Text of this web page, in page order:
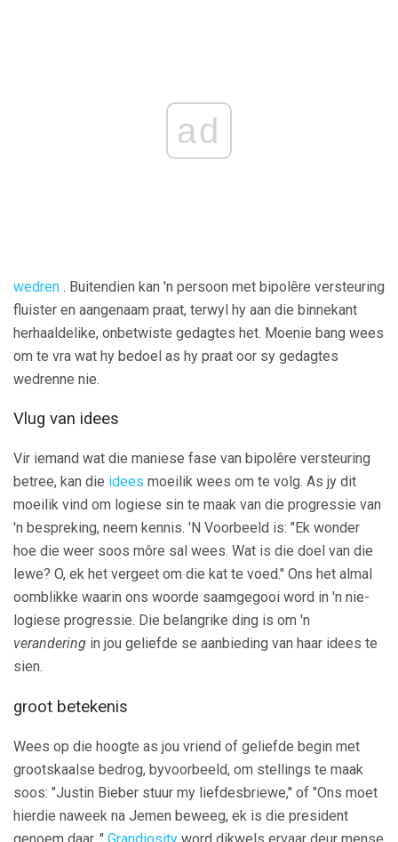
ad
wedren . Buitendien kan 'n persoon met bipolêre versteuring
fluister en aangenaam praat, terwyl hy aan die binnekant
herhaaldelike, onbetwiste gedagtes het. Moenie bang wees
om te vra wat hy bedoel as hy praat oor sy gedagtes
wedrenne nie.
Vlug van idees
Vir iemand wat die maniese fase van bipolêre versteuring
betree, kan die idees moeilik wees om te volg. As jy dit
moeilik vind om logiese sin te maak van die progressie van
'n bespreking, neem kennis. 'N Voorbeeld is: "Ek wonder
hoe die weer soos môre sal wees. Wat is die doel van die
lewe? O, ek het vergeet om die kat te voed." Ons het almal
oomblikke waarin ons woorde saamgegooi word in 'n nie-
logiese progressie. Die belangrike ding is om 'n
verandering in jou geliefde se aanbieding van haar idees te
sien.
groot betekenis
Wees op die hoogte as jou vriend of geliefde begin met
grootskaalse bedrog, byvoorbeeld, om stellings te maak
soos: "Justin Bieber stuur my liefdesbriewe," of "Ons moet
hierdie naweek na Jemen beweeg, ek is die president
genoem daar. " Grandiosity word dikwels ervaar deur mense